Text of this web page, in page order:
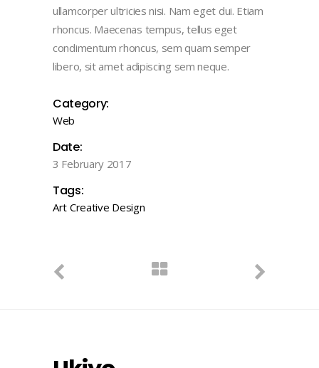
ullamcorper ultricies nisi. Nam eget dui. Etiam
rhoncus. Maecenas tempus, tellus eget
condimentum rhoncus, sem quam semper
libero, sit amet adipiscing sem neque.
Category:
Web
Date:
3 February 2017
Tags:
Art Creative Design